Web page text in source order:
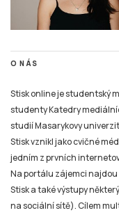
O NÁS
Stisk online je studentský
studenty Katedry
studií Masarykovy
Stisk vznikl jako cvičné
jedním z prvních
Na portálu zájemci najdou
Stisk a také výstupy
na sociální sítě). Cílem